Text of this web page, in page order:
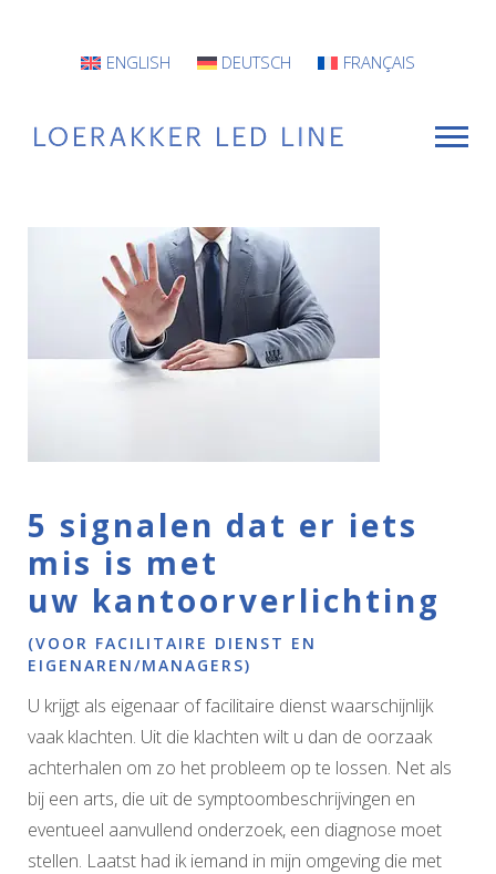
ENGLISH DEUTSCH FRANÇAIS
VOOR WIE
Armaturen
Projecten
CONTACT
5 signalen dat er iets
mis is met
uw kantoorverlichting
(VOOR FACILITAIRE DIENST EN
EIGENAREN/MANAGERS)
U krijgt als eigenaar of facilitaire dienst waarschijnlijk
vaak klachten. Uit die klachten wilt u dan de oorzaak
achterhalen om zo het probleem op te lossen. Net als
bij een arts, die uit de symptoombeschrijvingen en
eventueel aanvullend onderzoek, een diagnose moet
stellen. Laatst had ik iemand in mijn omgeving die met